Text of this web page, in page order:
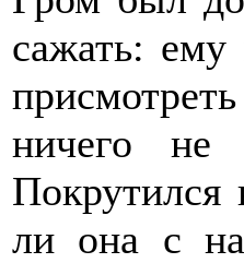
сажать: ему
ничего не
Покрутился
ли она с